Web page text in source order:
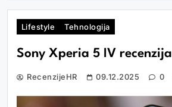
Lifestyle Tehnologija
Sony Xperia 5 IV recenzija
RecenzijeHR 09.12.2025 0